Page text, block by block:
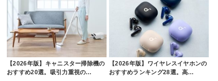
【2026年版】キャニスター掃除機の
おすすめ20選。吸引力重視の…
【2026年版】ワイヤレスイヤホンの
おすすめランキング28選。高…